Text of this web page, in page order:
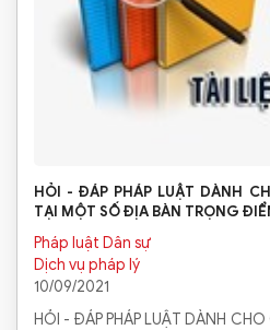
HỎI - ĐÁP PHÁP LUẬT DÀNH
TẠI MỘT SỐ ĐỊA BÀN TRỌNG
Pháp luật Dân sự
Dịch vụ pháp lý
10/09/2021
HỎI - ĐÁP PHÁP LUẬT DÀNH